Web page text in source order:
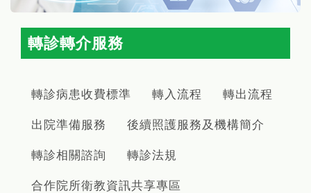
轉診轉介服務
轉診病患收費標準 轉入流程 轉出流程
出院準備服務 後續照護服務及機構簡介
轉診相關諮詢 轉診法規
合作院所衛教資訊共享專區